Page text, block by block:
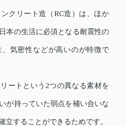
クリート造（RC造）は、ほか
本の生活に必須となる耐震性の
気密性などが高いのが特徴で
ートという2つの異なる素材を
が持っていた弱点を補い合いな
立することができるためです。